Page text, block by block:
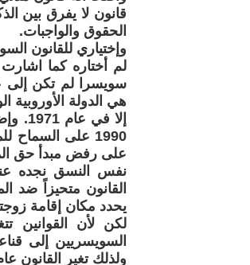
قانون لا يفرق بين
الحقوق والواجبات.
وإختياري للقانون
لم أختاره كما
سويسرا لم تكن إلى
هي الدولة الأوروبية
إلا
1990 على
على رفض مبدأ حق
نفس النسق نجده
القانون متحيزاً ضد
يحدد مكان إقامة
لكن لأن القوانين
السويسريين إلى
ولذلك تغير القانون عام